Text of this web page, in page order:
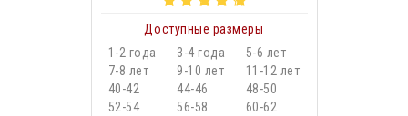
Доступные размеры
1-2 года
3-4 года
5-6 лет
7-8 лет
9-10 лет
11-12 лет
40-42
44-46
48-50
52-54
56-58
60-62